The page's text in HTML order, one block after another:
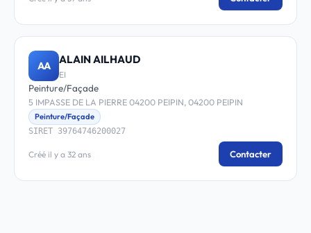
AA ALAIN AILHAUD
EI
Peinture/Façade
5 IMPASSE DE LA PIERRE 04200 PEIPIN, 04200 PEIPIN
Peinture/Façade
SIRET 39764746200027
Créé il y a 32 ans Contacter